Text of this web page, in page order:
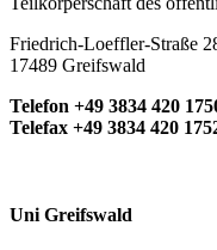
Friedrich-Loeffler-Straße
17489 Greifswald
Telefon +49 3834 420
Telefax +49 3834 420
Uni Greifswald